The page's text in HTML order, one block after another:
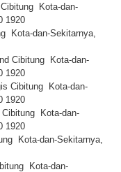
Kota-dan-
1920
Kota-dan-Sekitarnya,
Cibitung Kota-dan-
1920
Cibitung Kota-dan-
1920
Cibitung Kota-dan-
1920
Kota-dan-Sekitarnya,
Kota-dan-